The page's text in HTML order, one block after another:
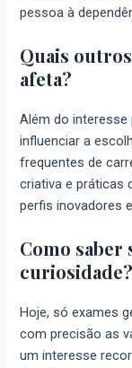
pessoa à
Quais
afeta?
Além do interesse
influenciar a
frequentes de
criativa e práticas
perfis inovadores
Como saber
curiosidade?
Hoje, só exames
com precisão as
um interesse